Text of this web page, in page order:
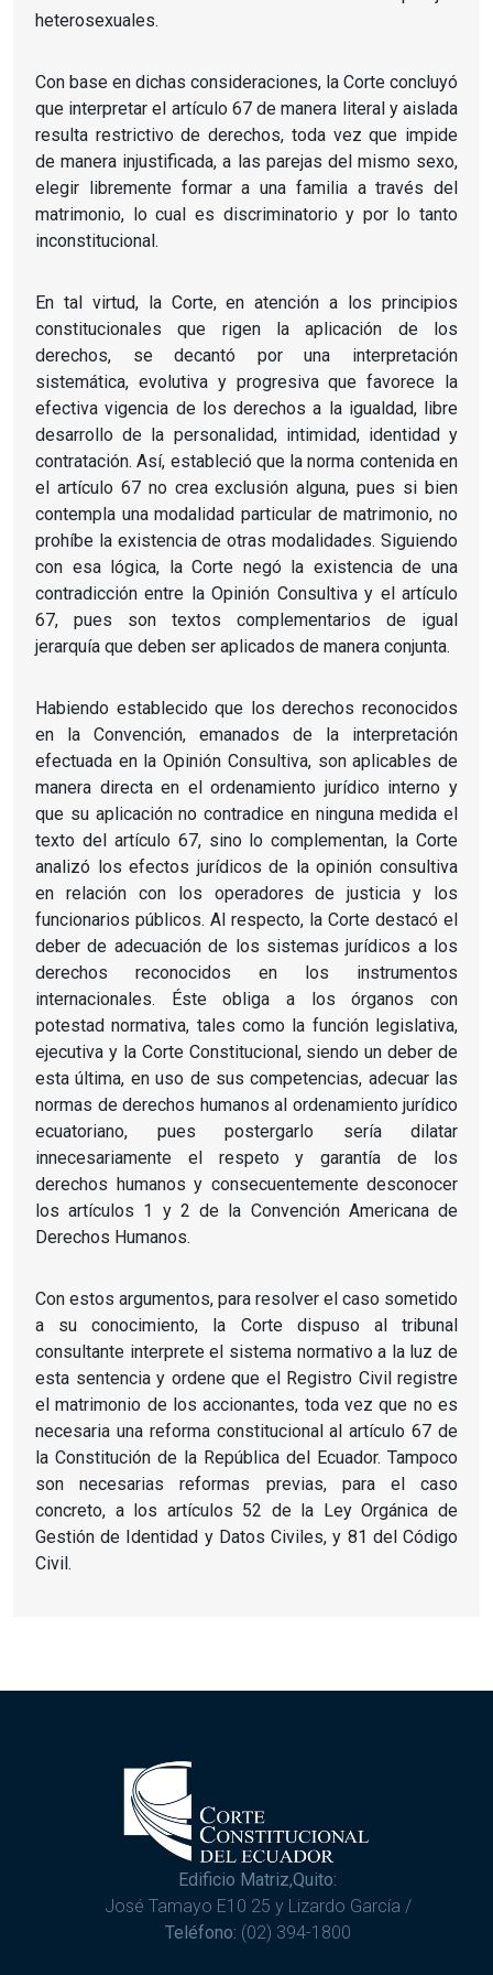
heterosexuales.
Con base en dichas consideraciones, la Corte concluyó
que interpretar el artículo 67 de manera literal y aislada
resulta restrictivo de derechos, toda vez que impide
de manera injustificada, a las parejas del mismo sexo,
elegir libremente formar a una familia a través del
matrimonio, lo cual es discriminatorio y por lo tanto
inconstitucional.
En tal virtud, la Corte, en atención a los principios
constitucionales que rigen la aplicación de los
derechos, se decantó por una interpretación
sistemática, evolutiva y progresiva que favorece la
efectiva vigencia de los derechos a la igualdad, libre
desarrollo de la personalidad, intimidad, identidad y
contratación. Así, estableció que la norma contenida en
el artículo 67 no crea exclusión alguna, pues si bien
contempla una modalidad particular de matrimonio, no
prohíbe la existencia de otras modalidades. Siguiendo
con esa lógica, la Corte negó la existencia de una
contradicción entre la Opinión Consultiva y el artículo
67, pues son textos complementarios de igual
jerarquía que deben ser aplicados de manera conjunta.
Habiendo establecido que los derechos reconocidos
en la Convención, emanados de la interpretación
efectuada en la Opinión Consultiva, son aplicables de
manera directa en el ordenamiento jurídico interno y
que su aplicación no contradice en ninguna medida el
texto del artículo 67, sino lo complementan, la Corte
analizó los efectos jurídicos de la opinión consultiva
en relación con los operadores de justicia y los
funcionarios públicos. Al respecto, la Corte destacó el
deber de adecuación de los sistemas jurídicos a los
derechos reconocidos en los instrumentos
internacionales. Éste obliga a los órganos con
potestad normativa, tales como la función legislativa,
ejecutiva y la Corte Constitucional, siendo un deber de
esta última, en uso de sus competencias, adecuar las
normas de derechos humanos al ordenamiento jurídico
ecuatoriano, pues postergarlo sería dilatar
innecesariamente el respeto y garantía de los
derechos humanos y consecuentemente desconocer
los artículos 1 y 2 de la Convención Americana de
Derechos Humanos.
Con estos argumentos, para resolver el caso sometido
a su conocimiento, la Corte dispuso al tribunal
consultante interprete el sistema normativo a la luz de
esta sentencia y ordene que el Registro Civil registre
el matrimonio de los accionantes, toda vez que no es
necesaria una reforma constitucional al artículo 67 de
la Constitución de la República del Ecuador. Tampoco
son necesarias reformas previas, para el caso
concreto, a los artículos 52 de la Ley Orgánica de
Gestión de Identidad y Datos Civiles, y 81 del Código
Civil.
Edificio Matriz,Quito:
José Tamayo E10 25 y Lizardo García /
Teléfono: (02) 394-1800